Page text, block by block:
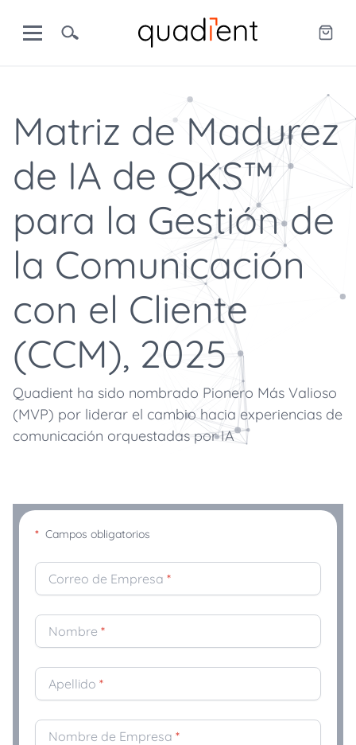
Matriz de Madurez
de IA de QKS™
para la Gestión de
la Comunicación
con el Cliente
(CCM), 2025
Quadient ha sido nombrado Pionero Más Valioso
(MVP) por liderar el cambio hacia experiencias de
comunicación orquestadas por IA
* Campos obligatorios
Correo de Empresa *
Nombre *
Apellido *
Nombre de Empresa *